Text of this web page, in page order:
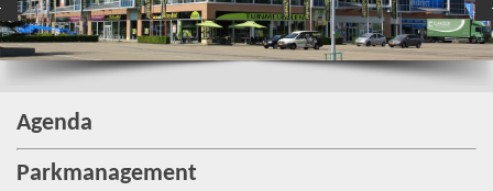
Agenda
Parkmanagement